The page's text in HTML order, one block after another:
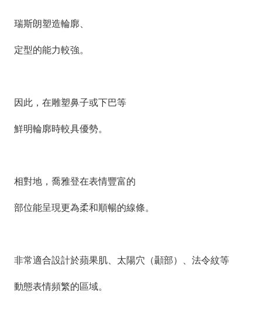
瑞斯朗塑造輪廓、
定型的能力較強。
因此，在雕塑鼻子或下巴等
鮮明輪廓時較具優勢。
相對地，喬雅登在表情豐富的
部位能呈現更為柔和順暢的線條。
非常適合設計於蘋果肌、太陽穴（顳部）、法令紋等
動態表情頻繁的區域。